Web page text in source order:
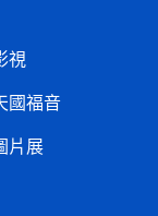
人活着有何意
之中，没有一
一生嗎？還有
視
國福音
片展